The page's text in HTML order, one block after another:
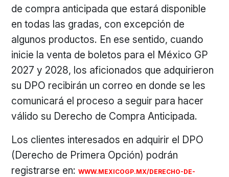
de compra anticipada que estará disponible
en todas las gradas, con excepción de
algunos productos. En ese sentido, cuando
inicie la venta de boletos para el México GP
2027 y 2028, los aficionados que adquirieron
su DPO recibirán un correo en donde se les
comunicará el proceso a seguir para hacer
válido su Derecho de Compra Anticipada.
Los clientes interesados en adquirir el DPO
(Derecho de Primera Opción) podrán
registrarse en:WWW.MEXICOGP.MX/DERECHO-DE-